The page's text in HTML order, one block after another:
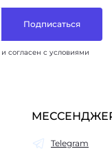
Подписаться
согласен с условиями
Telegram